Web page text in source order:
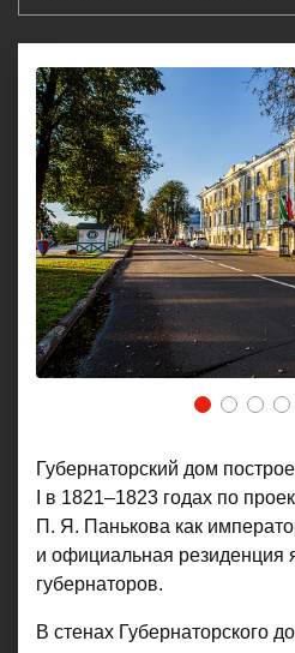
1 2 3 4
Губернаторский дом
I в 1821–1823 годах по
П. Я. Панькова как
и официальная резиденция
губернаторов.
В стенах Губернаторского